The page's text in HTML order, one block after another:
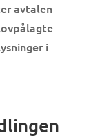
avtalen
i